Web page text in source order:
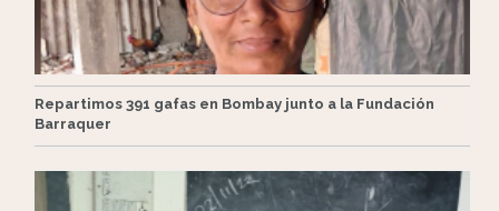
Repartimos 391 gafas en Bombay junto a la Fundación
Barraquer